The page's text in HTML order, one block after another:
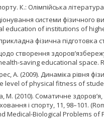
К.: Олімпійська
системи фізичного
of institutions of
фізична підготовка
створення
saving educational space.
А. (2009). Динаміка рівня
level of physical fitness of
(2010). Соматичне здоров’я,
і спорту, 11, 98–101.
Medical-Biological Problems of